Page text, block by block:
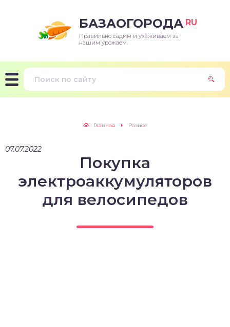
БАЗАОГОРОДА RU
Правильно садим и ухаживаем за
нашим урожаем.
Главная Разное
07.07.2022
Покупка
электроаккумуляторов
для велосипедов